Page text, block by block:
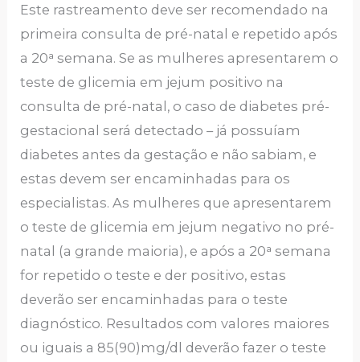
Este rastreamento deve ser recomendado na
primeira consulta de pré-natal e repetido após
a 20ᵃ semana. Se as mulheres apresentarem o
teste de glicemia em jejum positivo na
consulta de pré-natal, o caso de diabetes pré-
gestacional será detectado – já possuíam
diabetes antes da gestação e não sabiam, e
estas devem ser encaminhadas para os
especialistas. As mulheres que apresentarem
o teste de glicemia em jejum negativo no pré-
natal (a grande maioria), e após a 20ᵃ semana
for repetido o teste e der positivo, estas
deverão ser encaminhadas para o teste
diagnóstico. Resultados com valores maiores
ou iguais a 85(90)mg/dl deverão fazer o teste